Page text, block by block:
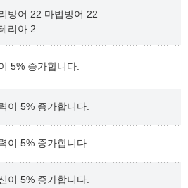
방어 22 마법방어 22
리아 2
5% 증가합니다.
이 5% 증가합니다.
이 5% 증가합니다.
이 5% 증가합니다.